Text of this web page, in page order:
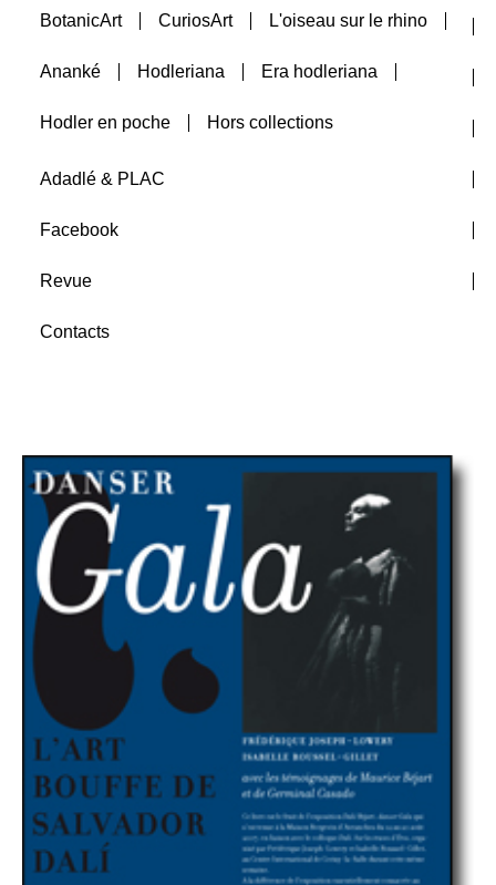
Collections
BotanicArt CuriosArt L'oiseau sur le rhino
Ananké Hodleriana Era hodleriana
Hodler en poche Hors collections
Auteurs
A paraître
Adadlé & PLAC
Facebook
Revue
Contacts